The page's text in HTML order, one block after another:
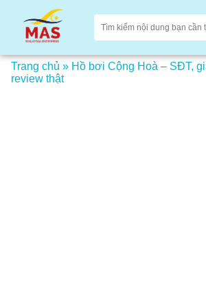
Trang chủ » Hồ bơi Cộng Hoà – SĐT,
review thật